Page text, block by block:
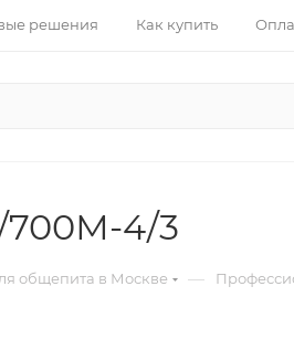
решения Как купить
700М-4/3
общепита в Москве —